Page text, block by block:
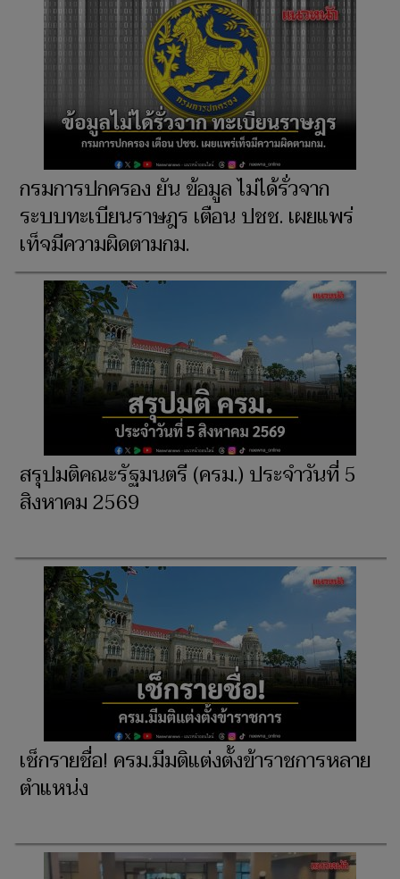
กรมการปกครอง ยัน ข้อมูล ไม่ได้รั่วจาก
ระบบทะเบียนราษฎร เตือน ปชช. เผยแพร่
เท็จมีความผิดตามกม.
สรุปมติคณะรัฐมนตรี (ครม.) ประจำวันที่ 5
สิงหาคม 2569
เช็กรายชื่อ! ครม.มีมติแต่งตั้งข้าราชการหลาย
ตำแหน่ง